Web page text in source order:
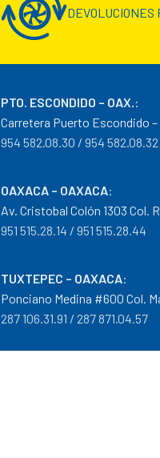
DEVOLUCIONES
PTO. ESCONDIDO – OAX.:
Carretera Puerto Escondido
954 582.08.30 / 954 582.08.32
OAXACA – OAXACA:
Av. Cristobal Colón 1303 Col.
951 515.28.14 / 951 515.28.44
TUXTEPEC – OAXACA:
Ponciano Medina #600 Col.
287 106.31.91 / 287 871.04.57